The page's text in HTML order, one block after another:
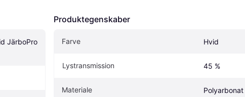
JärboPro
Produktegenskaber
Farve Hvid
Lystransmission 45 %
Materiale Polyarbonat